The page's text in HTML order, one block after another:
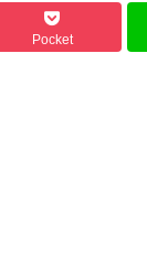
Pocket